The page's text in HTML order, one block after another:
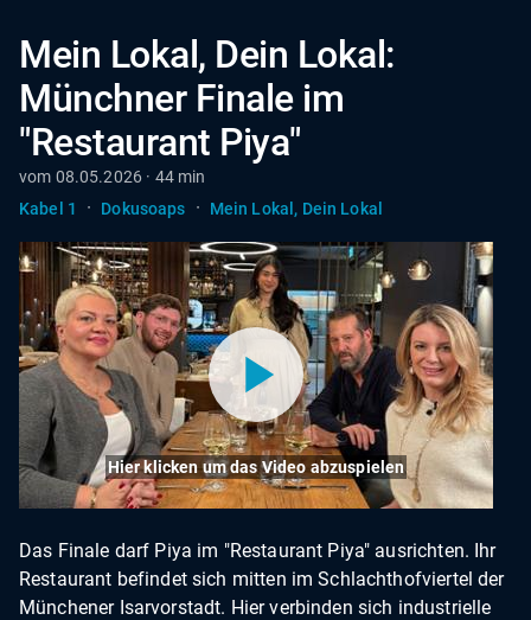
Mein Lokal, Dein Lokal:
Münchner Finale im
"Restaurant Piya"
vom 08.05.2026 · 44 min
Kabel 1
· Dokusoaps · Mein Lokal, Dein Lokal
Hier klicken um das Video abzuspielen
Das Finale darf Piya im "Restaurant Piya" ausrichten. Ihr
Restaurant befindet sich mitten im Schlachthofviertel der
Münchener Isarvorstadt. Hier verbinden sich industrielle